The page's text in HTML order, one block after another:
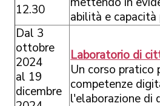
12.30
abilità e capacità
Dal 3
ottobre
2024
al 19
dicembre
Laboratorio di
Un corso pratico
competenze
l'elaborazione di